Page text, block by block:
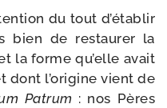
du tout d’établir
bien de res­tau­rer la
la forme qu’elle avait
dont l’origine vient de
Patrum : nos Pères